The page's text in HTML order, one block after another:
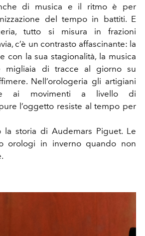
di musica e il ritmo è per
del tempo in battiti. E
tutto si misura in frazioni
c’è un contrasto affascinante: la
con la sua stagionalità, la musica
migliaia di tracce al giorno su
Nell’orologeria gli artigiani
ai movimenti a livello di
l’oggetto resiste al tempo per
la storia di Audemars Piguet. Le
orologi in inverno quando non